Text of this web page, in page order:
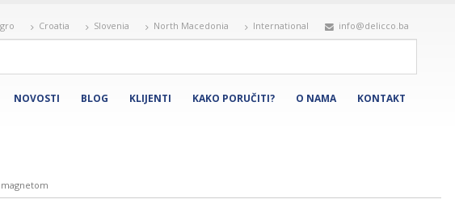
Croatia Slovenia North Macedonia International info@delicco.ba
NOVOSTI BLOG KLIJENTI KAKO PORUČITI? O NAMA KONTAKT